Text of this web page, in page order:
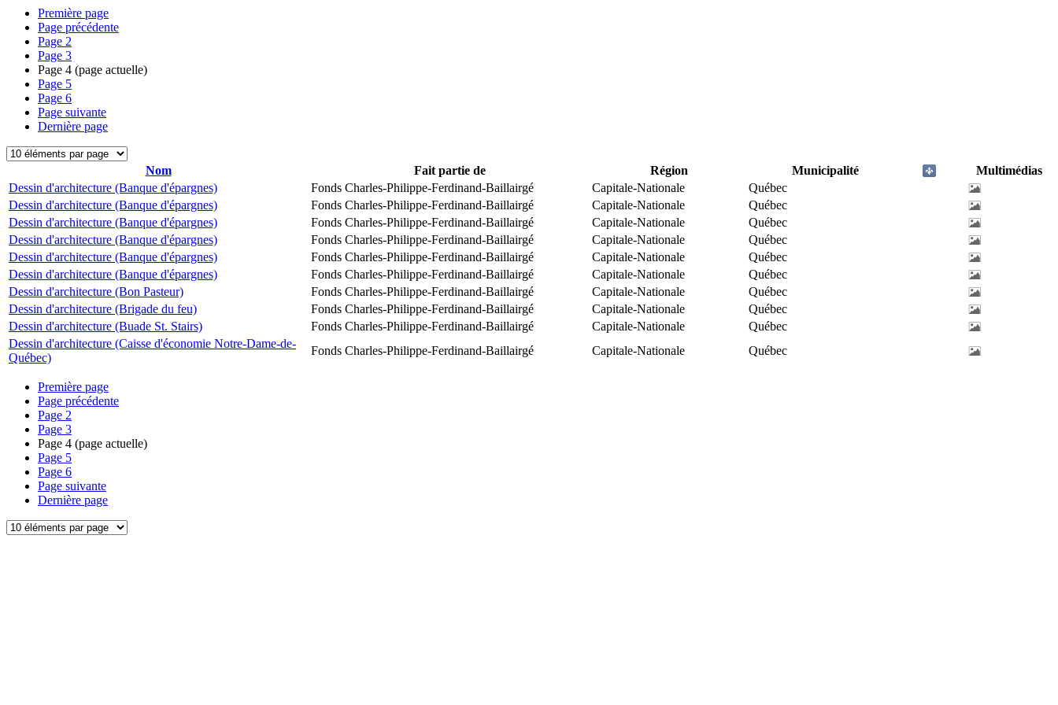
Première page
Page précédente
Page 2
Page 3
Page 4 (page actuelle)
Page 5
Page 6
Page suivante
Dernière page
Nom Fait partie de Région Municipalité
Multimédias
Dessin d'architecture (Banque d'épargnes)
Fonds Charles-Philippe-Ferdinand-Baillairgé Capitale-Nationale
Québec
Dessin d'architecture (Banque d'épargnes)
Fonds Charles-Philippe-Ferdinand-Baillairgé Capitale-Nationale
Québec
Dessin d'architecture (Banque d'épargnes)
Fonds Charles-Philippe-Ferdinand-Baillairgé Capitale-Nationale
Québec
Dessin d'architecture (Banque d'épargnes)
Fonds Charles-Philippe-Ferdinand-Baillairgé Capitale-Nationale
Québec
Dessin d'architecture (Banque d'épargnes)
Fonds Charles-Philippe-Ferdinand-Baillairgé Capitale-Nationale
Québec
Dessin d'architecture (Banque d'épargnes)
Fonds Charles-Philippe-Ferdinand-Baillairgé Capitale-Nationale
Québec
Dessin d'architecture (Bon Pasteur)
Fonds Charles-Philippe-Ferdinand-Baillairgé Capitale-Nationale
Québec
Dessin d'architecture (Brigade du feu)
Fonds Charles-Philippe-Ferdinand-Baillairgé Capitale-Nationale
Québec
Dessin d'architecture (Buade St. Stairs)
Fonds Charles-Philippe-Ferdinand-Baillairgé Capitale-Nationale
Québec
Dessin d'architecture (Caisse d'économie Notre-Dame-de-
Québec)
Fonds Charles-Philippe-Ferdinand-Baillairgé Capitale-Nationale Québec
Première page
Page précédente
Page 2
Page 3
Page 4 (page actuelle)
Page 5
Page 6
Page suivante
Dernière page